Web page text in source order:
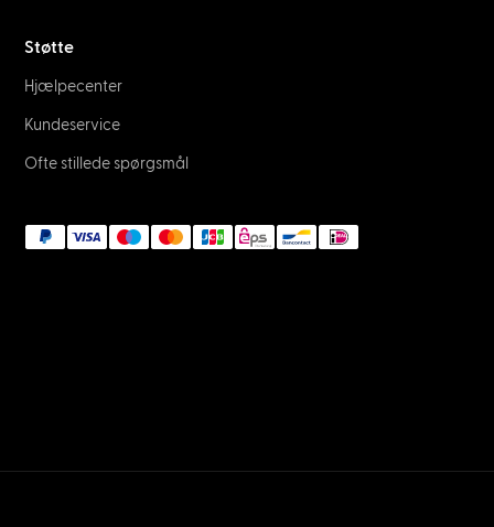
Støtte
Hjælpecenter
Kundeservice
Ofte stillede spørgsmål